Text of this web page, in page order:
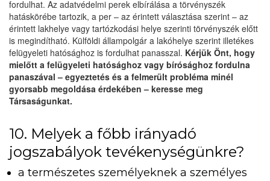
fordulhat. Az adatvédelmi perek elbírálása a törvényszék
hatáskörébe tartozik, a per – az érintett választása szerint – az
érintett lakhelye vagy tartózkodási helye szerinti törvényszék előtt
is megindítható. Külföldi állampolgár a lakóhelye szerint illetékes
felügyeleti hatósághoz is fordulhat panasszal. Kérjük Önt, hogy
mielőtt a felügyeleti hatósághoz vagy bírósághoz fordulna
panaszával – egyeztetés és a felmerült probléma minél
gyorsabb megoldása érdekében – keresse meg
Társaságunkat.
10. Melyek a főbb irányadó
jogszabályok tevékenységünkre?
a természetes személyeknek a személyes